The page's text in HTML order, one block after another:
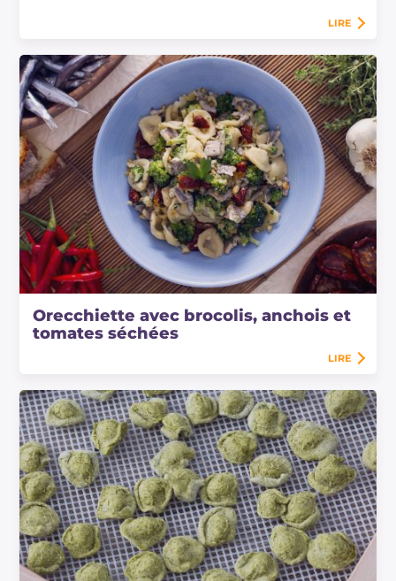
LIRE
Orecchiette avec brocolis, anchois et
tomates séchées
LIRE